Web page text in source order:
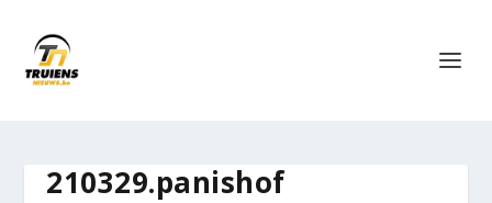
210329.panishof